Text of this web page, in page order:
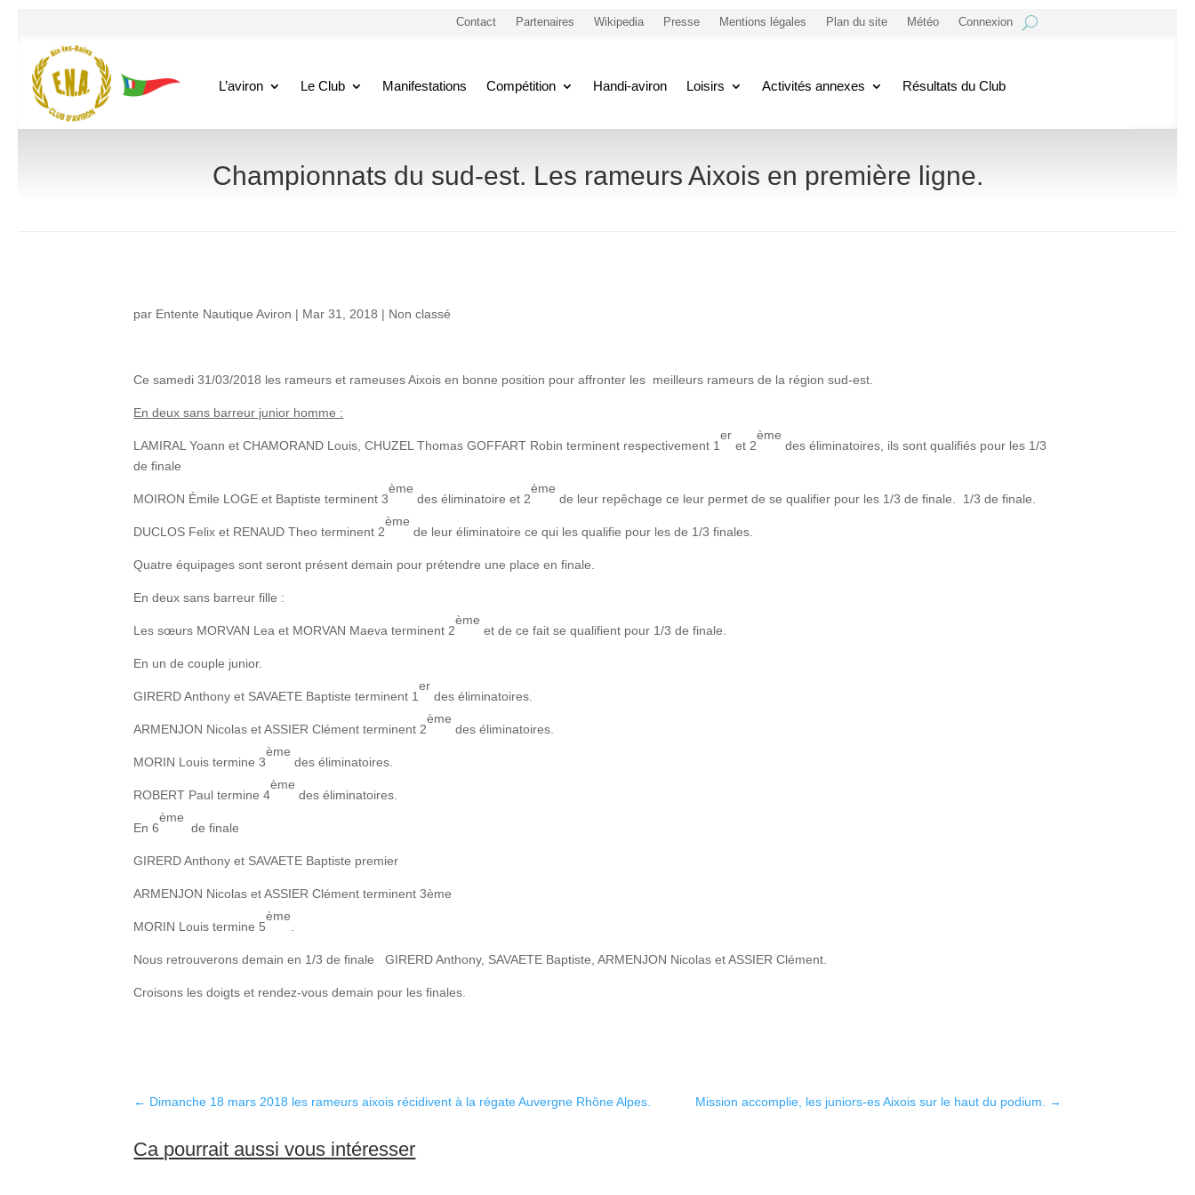
Contact Partenaires Wikipedia Presse Mentions légales Plan du site Météo Connexion
L’aviron Le Club Manifestations Compétition Handi-aviron Loisirs Activités annexes Résultats du Club
Championnats du sud-est. Les rameurs Aixois en première ligne.
par Entente Nautique Aviron | Mar 31, 2018 | Non classé
Ce samedi 31/03/2018 les rameurs et rameuses Aixois en bonne position pour affronter les meilleurs rameurs de la région sud-est.
En deux sans barreur junior homme :
LAMIRAL Yoann et CHAMORAND Louis, CHUZEL Thomas GOFFART Robin terminent respectivement 1
er
et 2
ème
des éliminatoires, ils sont qualifiés pour les 1/3
de finale
MOIRON Émile LOGE et Baptiste terminent 3
ème
des éliminatoire et 2
ème
de leur repêchage ce leur permet de se qualifier pour les 1/3 de finale. 1/3 de finale.
DUCLOS Felix et RENAUD Theo terminent 2
ème
de leur éliminatoire ce qui les qualifie pour les de 1/3 finales.
Quatre équipages sont seront présent demain pour prétendre une place en finale.
En deux sans barreur fille :
Les sœurs MORVAN Lea et MORVAN Maeva terminent 2
ème
et de ce fait se qualifient pour 1/3 de finale.
En un de couple junior.
GIRERD Anthony et SAVAETE Baptiste terminent 1
er
des éliminatoires.
ARMENJON Nicolas et ASSIER Clément terminent 2
ème
des éliminatoires.
MORIN Louis termine 3
ème
des éliminatoires.
ROBERT Paul termine 4
ème
des éliminatoires.
En 6
ème
de finale
GIRERD Anthony et SAVAETE Baptiste premier
ARMENJON Nicolas et ASSIER Clément terminent 3ème
MORIN Louis termine 5
ème
Nous retrouverons demain en 1/3 de finale GIRERD Anthony, SAVAETE Baptiste, ARMENJON Nicolas et ASSIER Clément.
Croisons les doigts et rendez-vous demain pour les finales.
← Dimanche 18 mars 2018 les rameurs aixois récidivent à la régate Auvergne Rhône Alpes. Mission accomplie, les juniors-es Aixois sur le haut du podium. →
Ca pourrait aussi vous intéresser